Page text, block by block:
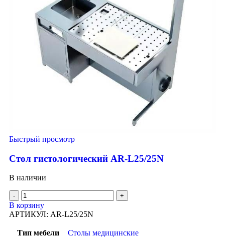
Быстрый просмотр
Стол гистологический AR-L25/25N
В наличии
В корзину
АРТИКУЛ: AR-L25/25N
Тип мебели Столы медицинские